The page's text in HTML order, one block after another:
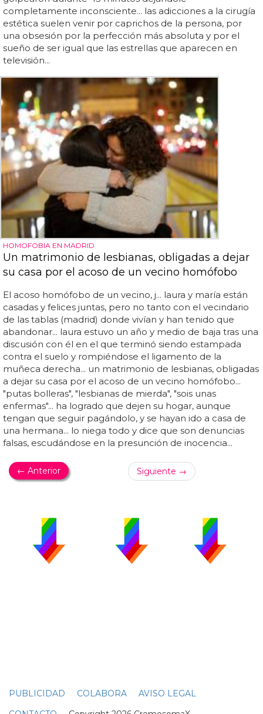
completamente inconsciente... las adicciones a la cirugía
estética suelen venir por caprichos de la persona, por
una obsesión por la perfección más absoluta y por el
sueño de ser igual que las estrellas que aparecen en
televisión...
HOMOFOBIA EN MADRID
Un matrimonio de lesbianas, obligadas a dejar
su casa por el acoso de un vecino homófobo
El acoso homófobo de un vecino, j... laura y maría están
casadas y felices juntas, pero no tanto con el vecindario
de las tablas (madrid) donde vivían y han tenido que
abandonar... laura estuvo un año y medio de baja tras una
discusión con él en el que terminó siendo estampada
contra el suelo y rompiéndose el ligamento de la
muñeca derecha... un matrimonio de lesbianas, obligadas
a dejar su casa por el acoso de un vecino homófobo...
"putas bolleras", "lesbianas de mierda", "sois unas
enfermas"... ha logrado que dejen su hogar, aunque
tengan que seguir pagándolo, y se hayan ido a casa de
una hermana... lo niega todo y dice que son denuncias
falsas, escudándose en la presunción de inocencia...
← Anterior Siguiente →
PUBLICIDAD COLABORA
AVISO LEGAL